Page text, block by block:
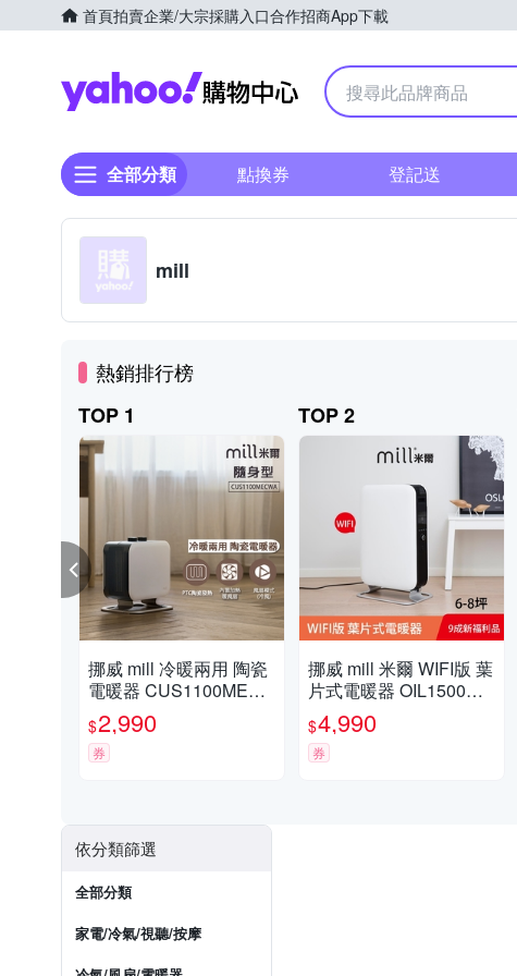
首頁拍賣企業/大宗採購入口合作招商App下載
Yahoo購物中心
全部分類 點換券 登記送
mill
熱銷排行榜
TOP 1
挪威 mill 冷暖兩用 陶瓷
電暖器 CUS1100MEC
WA【隨身型】
$2,990
券
TOP 2
挪威 mill 米爾 WIFI版 葉
片式電暖器 OIL1500WI
FI3【適用空間6-8坪】
(限量福利品)
$4,990
券
依分類篩選
全部分類
家電/冷氣/視聽/按摩